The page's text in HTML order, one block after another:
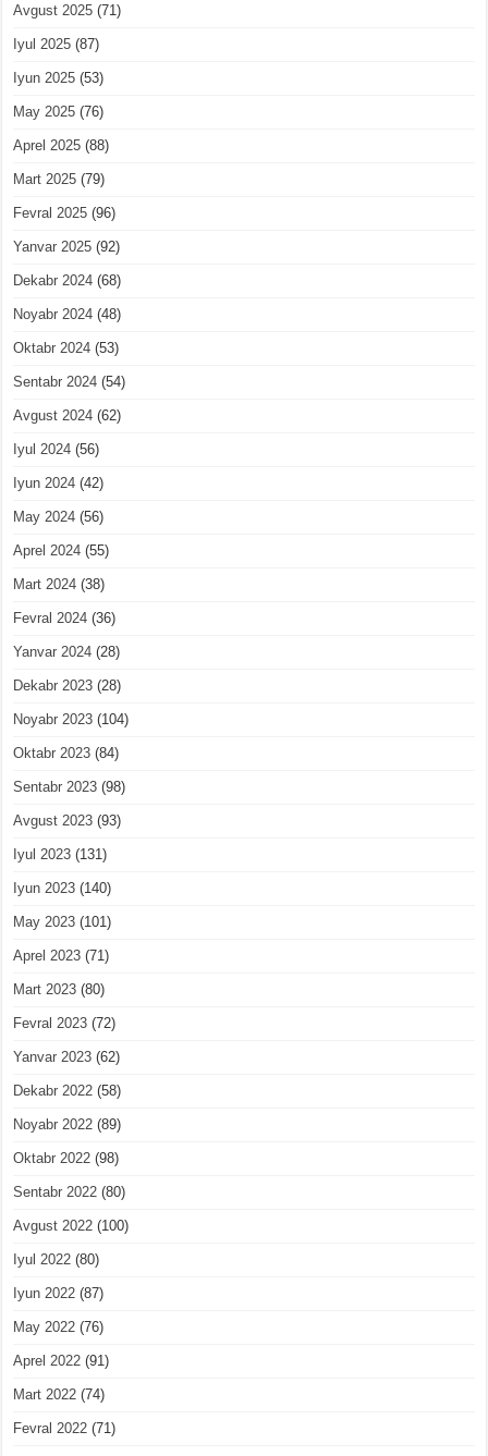
Avgust 2025 (71)
Iyul 2025 (87)
Iyun 2025 (53)
May 2025 (76)
Aprel 2025 (88)
Mart 2025 (79)
Fevral 2025 (96)
Yanvar 2025 (92)
Dekabr 2024 (68)
Noyabr 2024 (48)
Oktabr 2024 (53)
Sentabr 2024 (54)
Avgust 2024 (62)
Iyul 2024 (56)
Iyun 2024 (42)
May 2024 (56)
Aprel 2024 (55)
Mart 2024 (38)
Fevral 2024 (36)
Yanvar 2024 (28)
Dekabr 2023 (28)
Noyabr 2023 (104)
Oktabr 2023 (84)
Sentabr 2023 (98)
Avgust 2023 (93)
Iyul 2023 (131)
Iyun 2023 (140)
May 2023 (101)
Aprel 2023 (71)
Mart 2023 (80)
Fevral 2023 (72)
Yanvar 2023 (62)
Dekabr 2022 (58)
Noyabr 2022 (89)
Oktabr 2022 (98)
Sentabr 2022 (80)
Avgust 2022 (100)
Iyul 2022 (80)
Iyun 2022 (87)
May 2022 (76)
Aprel 2022 (91)
Mart 2022 (74)
Fevral 2022 (71)